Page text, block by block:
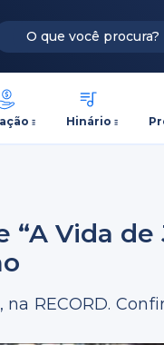
Hinário
Vida de
RECORD.